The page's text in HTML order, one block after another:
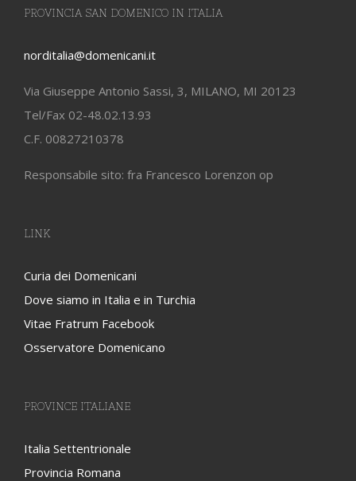
PROVINCIA SAN DOMENICO IN ITALIA
norditalia@domenicani.it
Via Giuseppe Antonio Sassi, 3, MILANO, MI 20123
Tel/Fax 02-48.02.13.93
C.F. 00827210378
Responsabile sito: fra Francesco Lorenzon op
LINK
Curia dei Domenicani
Dove siamo in Italia e in Turchia
Vitae Fratrum Facebook
Osservatore Domenicano
PROVINCE ITALIANE
Italia Settentrionale
Provincia Romana